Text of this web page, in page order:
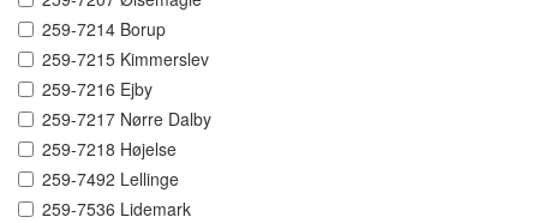
259-7214 Borup
259-7215 Kimmerslev
259-7216 Ejby
259-7217 Nørre Dalby
259-7218 Højelse
259-7492 Lellinge
259-7536 Lidemark